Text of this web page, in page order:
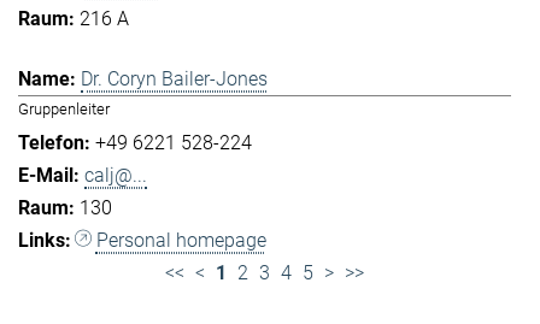
216 A
Dr. Coryn Bailer-Jones
Gruppenleiter
+49 6221 528-224
calj@...
130
Personal homepage
<< < 1 2 3 4 5 > >>